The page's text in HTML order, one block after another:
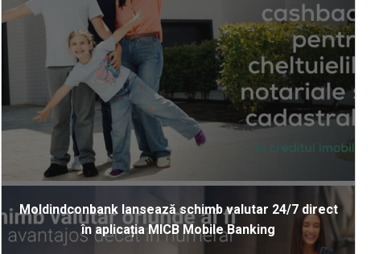
Moldindconbank lansează schimb valutar 24/7 direct
în aplicația MICB Mobile Banking